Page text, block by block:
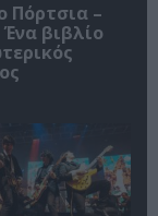
Πόρτσια –
βιβλίο